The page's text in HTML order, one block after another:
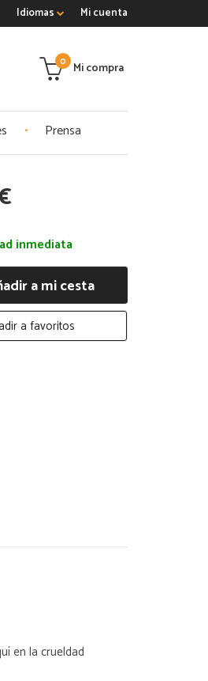
Mi cuenta
Idiomas
Mi compra
0
Prensa
inmediata
a mi cesta
a favoritos
en la crueldad